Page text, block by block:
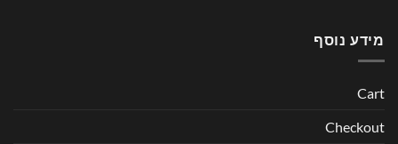
מידע נוסף
Cart
Checkout